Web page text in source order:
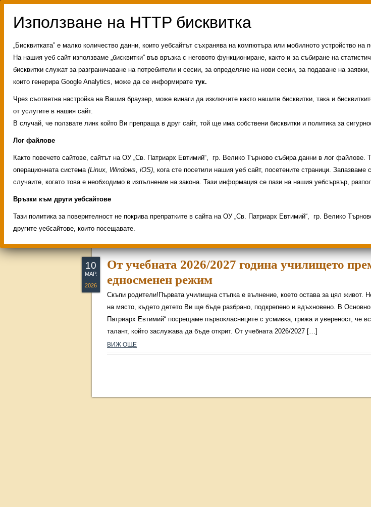
Archive for март 10th, 2026:
10
МАР.
2026
От учебната 2026/2027 година училището
едносменен режим
Скъпи родители!Първата училищна стъпка е вълнение, което остава за цял живот.
на място, където детето Ви ще бъде разбрано, подкрепено и вдъхновено. В
Патриарх Евтимий“ посрещаме първокласниците с усмивка, грижа и увереност, че
талант, който заслужава да бъде открит. От учебната 2026/2027 […]
ВИЖ ОЩЕ
„Бисквитката” е малко количество данни, които уебсайтът съхранява на компютъра или мобилното устройство на
На нашия уеб сайт използваме „бисквитки” във връзка с неговото функциониране, както и за събиране на
бисквитки служат за разграничаване на потребители и сесии, за определяне на нови сесии, за подаване на
които генерира Google Analytics, може да се информирате тук.
Чрез съответна настройка на Вашия браузер, може винаги да изключите както нашите бисквитки, така и
от услугите в нашия сайт.
В случай, че ползвате линк който Ви препраща в друг сайт, той ще има собствени бисквитки и политика за
Лог файлове
Както повечето сайтове, сайтът на ОУ „Св. Патриарх Евтимий“, гр. Велико Търново събира данни в лог
операционната система (Linux, Windows, iOS), кога сте посетили нашия уеб сайт, посетените страници.
случаите, когато това е необходимо в изпълнение на закона. Тази информация се пази на нашия уебсървър,
Връзки към други уебсайтове
Тази политика за поверителност не покрива препратките в сайта на ОУ „Св. Патриарх Евтимий“, гр. Велико
другите уебсайтове, които посещавате.